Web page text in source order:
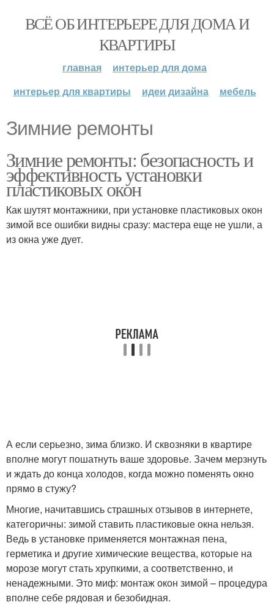
ВСЁ ОБ ИНТЕРЬЕРЕ ДЛЯ ДОМА И
КВАРТИРЫ
главная
интерьер для дома
интерьер для квартиры
идеи дизайна мебель
Зимние ремонты
Зимние ремонты: безопасность и
эффективность установки
пластиковых окон
Как шутят монтажники, при установке пластиковых окон
зимой все ошибки видны сразу: мастера еще не ушли, а
из окна уже дует.
А если серьезно, зима близко. И сквозняки в квартире
вполне могут пошатнуть ваше здоровье. Зачем мерзнуть
и ждать до конца холодов, когда можно поменять окно
прямо в стужу?
Многие, начитавшись страшных отзывов в интернете,
категоричны: зимой ставить пластиковые окна нельзя.
Ведь в установке применяется монтажная пена,
герметика и другие химические вещества, которые на
морозе могут стать хрупкими, а соответственно, и
ненадежными. Это миф: монтаж окон зимой – процедура
вполне себе рядовая и безобидная.